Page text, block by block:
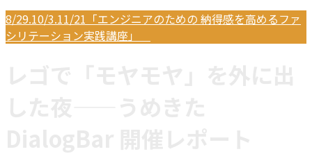
8/29.10/3.11/21「エンジニアのための 納得感を高めるファ
シリテーション実践講座」